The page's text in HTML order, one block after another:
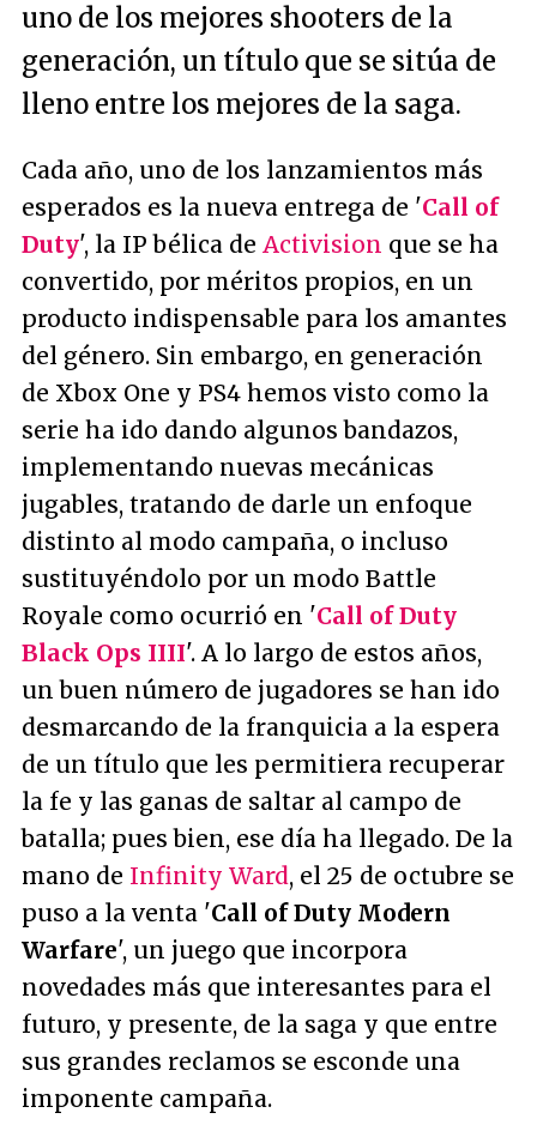
uno de los mejores shooters de la
generación, un título que se sitúa de
lleno entre los mejores de la saga.
Cada año, uno de los lanzamientos más
esperados es la nueva entrega de 'Call of
Duty', la IP bélica de Activision que se ha
convertido, por méritos propios, en un
producto indispensable para los amantes
del género. Sin embargo, en generación
de Xbox One y PS4 hemos visto como la
serie ha ido dando algunos bandazos,
implementando nuevas mecánicas
jugables, tratando de darle un enfoque
distinto al modo campaña, o incluso
sustituyéndolo por un modo Battle
Royale como ocurrió en 'Call of Duty
Black Ops IIII'. A lo largo de estos años,
un buen número de jugadores se han ido
desmarcando de la franquicia a la espera
de un título que les permitiera recuperar
la fe y las ganas de saltar al campo de
batalla; pues bien, ese día ha llegado. De la
mano de Infinity Ward, el 25 de octubre se
puso a la venta 'Call of Duty Modern
Warfare', un juego que incorpora
novedades más que interesantes para el
futuro, y presente, de la saga y que entre
sus grandes reclamos se esconde una
imponente campaña.